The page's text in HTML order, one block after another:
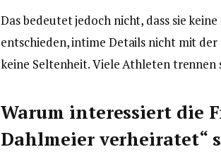
Das bedeutet jedoch nicht, dass sie
entschieden, intime Details nicht mit
keine Seltenheit. Viele Athleten
Warum interessiert die
Dahlmeier verheiratet“